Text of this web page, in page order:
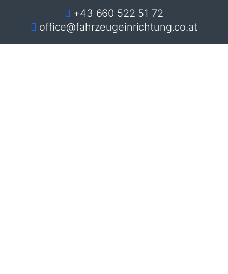
+43 660 522 51 72
office@fahrzeugeinrichtung.co.at